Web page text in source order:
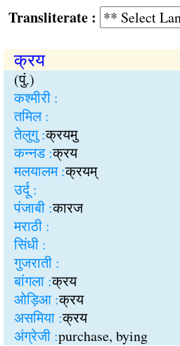
:
क्रय
(पुं.)
कश्मीरी :
तमिल :
तेलुगु :क्रयमु
कन्नड :क्रय
मलयालम :क्रयम्
उर्दू :
पंजाबी :कारज
मराठी :
सिंधी :
गुजराती :
बांगला :क्रय
ओड़िआ :क्रय
असमिया :क्रय
अंग्रेजी :purchase, bying